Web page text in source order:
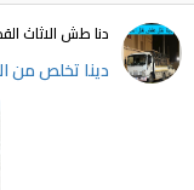
دنا طش الاثاث
دينا تخلص من